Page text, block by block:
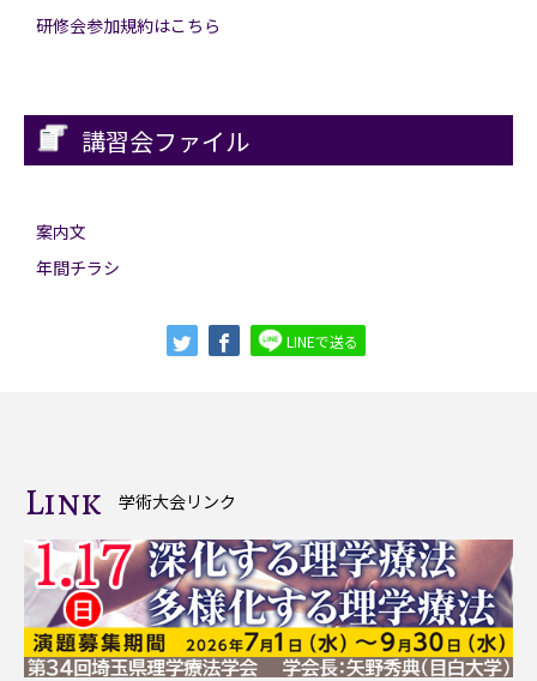
研修会参加規約はこちら
講習会ファイル
案内文
年間チラシ
LINEで送る
Link 学術大会リンク